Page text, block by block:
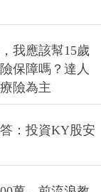
我應該幫15歲
保障嗎？達人
險為主
：投資KY股安